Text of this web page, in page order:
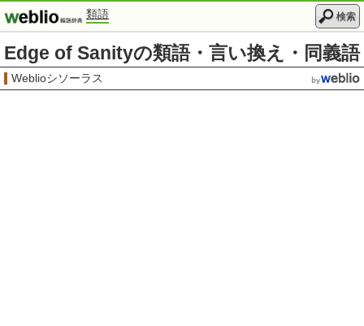
類語 検索
Edge of Sanityの類語・言い換え・同義語
Weblioシソーラス